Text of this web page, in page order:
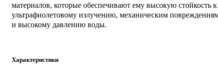
материалов, которые обеспечивают ему высокую стойкость к
ультрафиолетовому излучению, механическим
и высокому давлению воды.
Характеристики